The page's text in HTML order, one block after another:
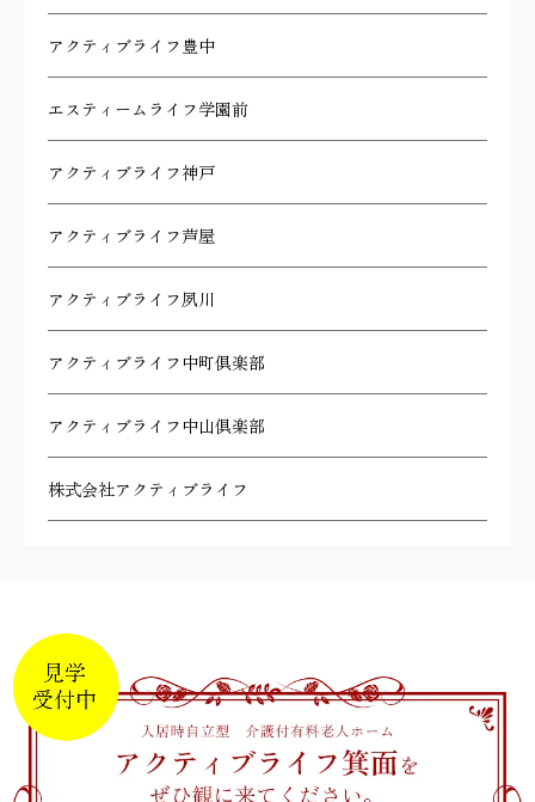
アクティブライフ豊中
エスティームライフ学園前
アクティブライフ神戸
アクティブライフ芦屋
アクティブライフ夙川
アクティブライフ中町倶楽部
アクティブライフ中山倶楽部
株式会社アクティブライフ